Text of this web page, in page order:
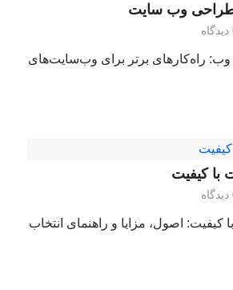
طراحی وب سایت
راه‌کارهای برتر برای وب‌سایت‌های
کیفیت
اصول، مزایا و راهنمای انتخاب